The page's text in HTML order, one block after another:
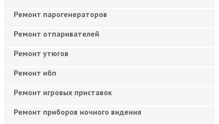
Ремонт парогенераторов
Ремонт отпаривателей
Ремонт утюгов
Ремонт ибп
Ремонт игровых приставок
Ремонт приборов ночного видения